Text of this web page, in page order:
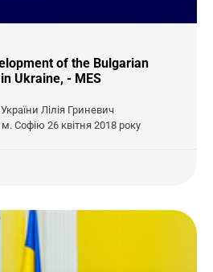
of the Bulgarian
Ukraine, - MES
Лілія Гриневич
Софію 26 квітня 2018 року